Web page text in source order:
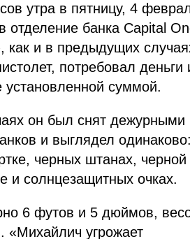
утра в пятницу, 4
отделение банка Capital
как и в предыдущих
потребовал деньги
установленной суммой.
он был снят дежурными
и выглядел
черных штанах, черной
и солнцезащитных очках.
6 футов и 5 дюймов,
«Михайлич угрожает